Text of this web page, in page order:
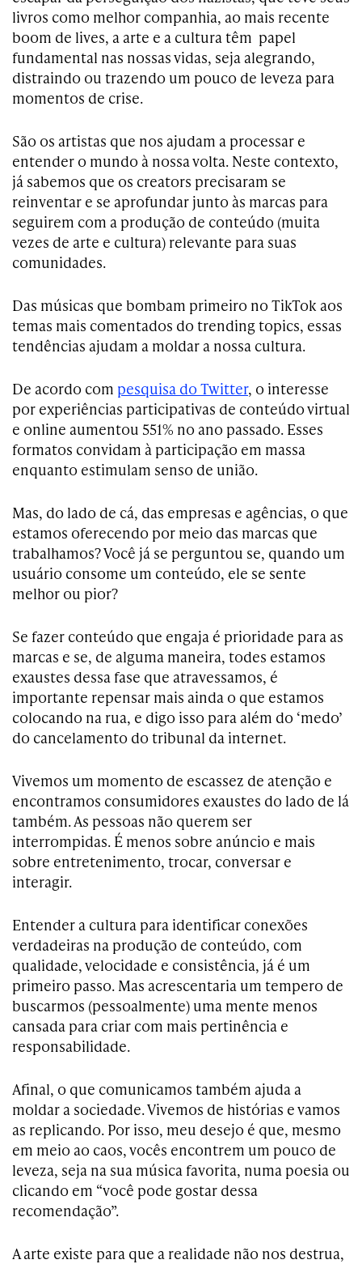
livros como melhor companhia, ao mais recente
boom de lives, a arte e a cultura têm papel
fundamental nas nossas vidas, seja alegrando,
distraindo ou trazendo um pouco de leveza para
momentos de crise.
São os artistas que nos ajudam a processar e
entender o mundo à nossa volta. Neste contexto,
já sabemos que os creators precisaram se
reinventar e se aprofundar junto às marcas para
seguirem com a produção de conteúdo (muita
vezes de arte e cultura) relevante para suas
comunidades.
Das músicas que bombam primeiro no TikTok aos
temas mais comentados do trending topics, essas
tendências ajudam a moldar a nossa cultura.
De acordo com pesquisa do Twitter, o interesse
por experiências participativas de conteúdo virtual
e online aumentou 551% no ano passado. Esses
formatos convidam à participação em massa
enquanto estimulam senso de união.
Mas, do lado de cá, das empresas e agências, o que
estamos oferecendo por meio das marcas que
trabalhamos? Você já se perguntou se, quando um
usuário consome um conteúdo, ele se sente
melhor ou pior?
Se fazer conteúdo que engaja é prioridade para as
marcas e se, de alguma maneira, todes estamos
exaustes dessa fase que atravessamos, é
importante repensar mais ainda o que estamos
colocando na rua, e digo isso para além do ‘medo’
do cancelamento do tribunal da internet.
Vivemos um momento de escassez de atenção e
encontramos consumidores exaustes do lado de lá
também. As pessoas não querem ser
interrompidas. É menos sobre anúncio e mais
sobre entretenimento, trocar, conversar e
interagir.
Entender a cultura para identificar conexões
verdadeiras na produção de conteúdo, com
qualidade, velocidade e consistência, já é um
primeiro passo. Mas acrescentaria um tempero de
buscarmos (pessoalmente) uma mente menos
cansada para criar com mais pertinência e
responsabilidade.
Afinal, o que comunicamos também ajuda a
moldar a sociedade. Vivemos de histórias e vamos
as replicando. Por isso, meu desejo é que, mesmo
em meio ao caos, vocês encontrem um pouco de
leveza, seja na sua música favorita, numa poesia ou
clicando em “você pode gostar dessa
recomendação”.
A arte existe para que a realidade não nos destrua,